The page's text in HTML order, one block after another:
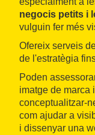
negocis petits i
vulguin fer més
Ofereix serveis
de l'estratègia
Poden
imatge de marca
conceptualitzar-
com ajudar a
i dissenyar una